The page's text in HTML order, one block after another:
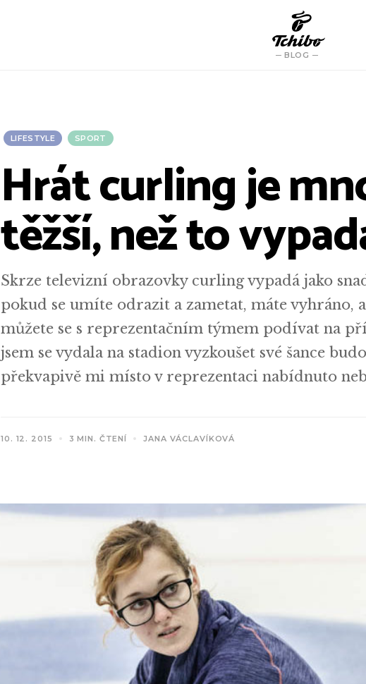
BLOG
LIFESTYLE SPORT
Hrát curling je
těžší, než to
Skrze televizní obrazovky curling vypadá jako
pokud se umíte odrazit a zametat, máte vyhráno,
můžete se s reprezentačním týmem podívat na
jsem se vydala na stadion vyzkoušet své šance
překvapivě mi místo v reprezentaci nabídnuto
10. 12. 2015 3 MIN. ČTENÍ JANA VÁCLAVÍKOVÁ